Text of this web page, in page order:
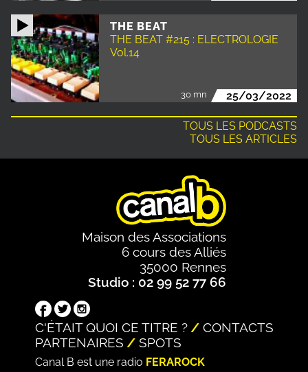
THE BEAT
THE BEAT #215 : ELECTROLOGIE
Vol.14
30 mn 25/03/2022
TOUS LES PODCASTS
TOUS LES ARTICLES
Maison des Associations
6 cours des Alliés
35000 Rennes
Studio : 02 99 52 77 66
C'ÉTAIT QUOI CE TITRE ?
CONTACTS
PARTENAIRES
SPOTS
Canal B est une radio FERAROCK